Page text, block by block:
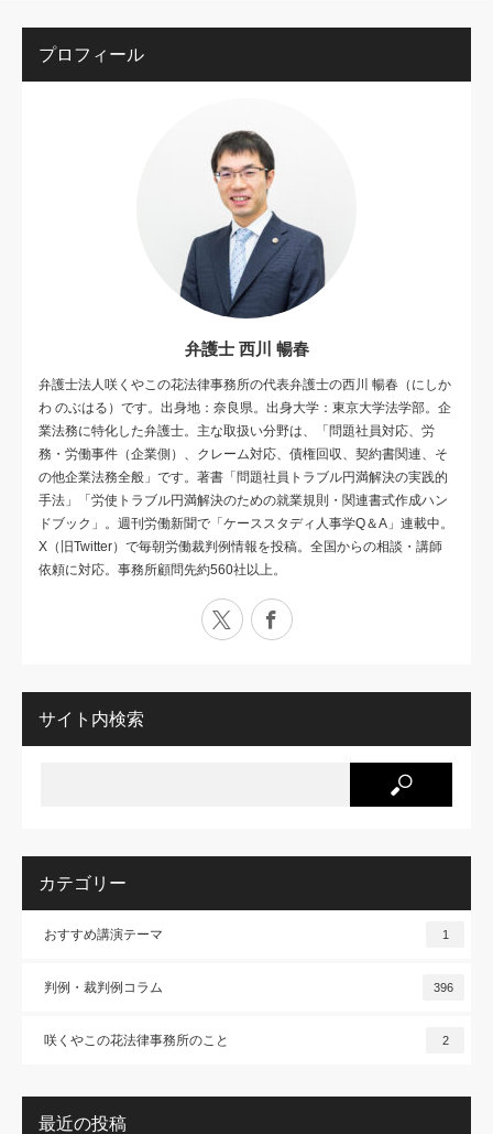
プロフィール
弁護士 西川 暢春
弁護士法人咲くやこの花法律事務所の代表弁護士の西川 暢春（にしか
わ のぶはる）です。出身地：奈良県。出身大学：東京大学法学部。企
業法務に特化した弁護士。主な取扱い分野は、「問題社員対応、労
務・労働事件（企業側）、クレーム対応、債権回収、契約書関連、そ
の他企業法務全般」です。著書「問題社員トラブル円満解決の実践的
手法」「労使トラブル円満解決のための就業規則・関連書式作成ハン
ドブック」。週刊労働新聞で「ケーススタディ人事学Q＆A」連載中。
X（旧Twitter）で毎朝労働裁判例情報を投稿。全国からの相談・講師
依頼に対応。事務所顧問先約560社以上。
X Facebook
サイト内検索
カテゴリー
おすすめ講演テーマ 1
判例・裁判例コラム 396
咲くやこの花法律事務所のこと 2
最近の投稿